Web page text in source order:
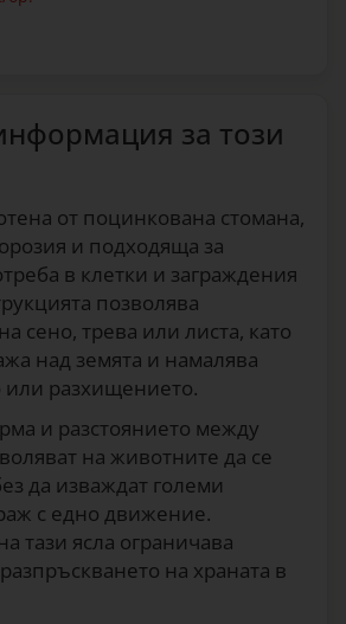
за този
от поцинкована стомана,
и подходяща за
в клетки и заграждения
позволява
сено, трева или листа, като
над земята и намалява
или разхищението.
и разстоянието между
на животните да се
да изваждат големи
с едно движение.
тази ясла ограничава
на храната в